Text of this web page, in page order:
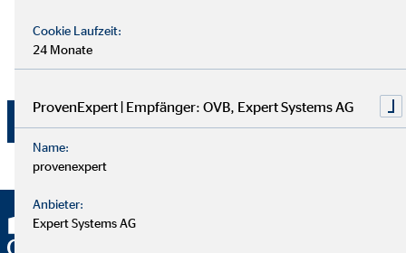
Datenschutzbeauftragten von OVB Vermögensberatung
AG, Wolfgang Koch, Heumarkt 1, 50667 Köln
widerrufen werden.
Jetzt absenden
Cookie Laufzeit:
24 Monate
ProvenExpert | Empfänger: OVB, Expert Systems AG
Name:
provenexpert
Anbieter:
Expert Systems AG